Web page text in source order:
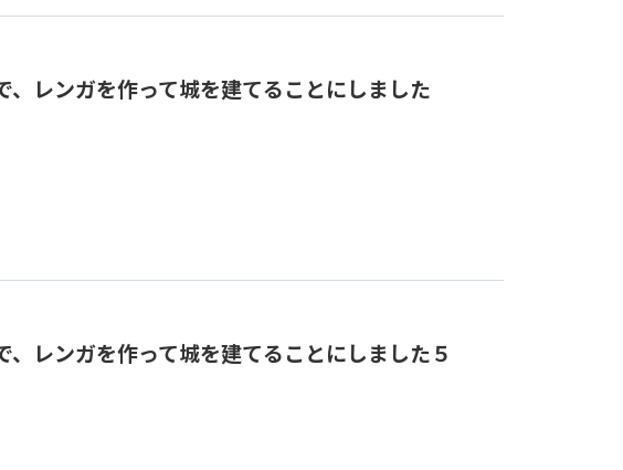
レンガを作って城を建てることにしました
レンガを作って城を建てることにしました５